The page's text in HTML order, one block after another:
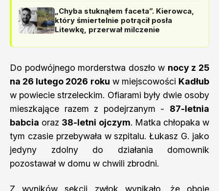
„Chyba stuknąłem faceta”. Kierowca,
który śmiertelnie potrącił posła
Litewkę, przerwał milczenie
Do podwójnego morderstwa doszło w nocy z 25
na 26 lutego 2026 roku w miejscowości Kadłub
w powiecie strzeleckim. Ofiarami były dwie osoby
mieszkające razem z podejrzanym - 87-letnia
babcia oraz 38-letni ojczym. Matka chłopaka w
tym czasie przebywała w szpitalu. Łukasz G. jako
jedyny zdolny do działania domownik
pozostawał w domu w chwili zbrodni.
Z wyników sekcji zwłok wynikało, że oboje